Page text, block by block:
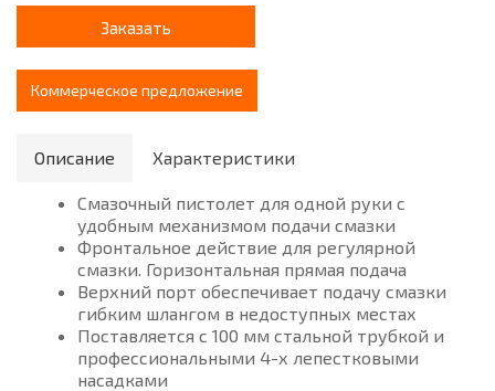
Заказать
Коммерческое предложение
Описание Характеристики
Смазочный пистолет для одной руки с
удобным механизмом подачи смазки
Фронтальное действие для регулярной
смазки. Горизонтальная прямая подача
Верхний порт обеспечивает подачу смазки
гибким шлангом в недоступных местах
Поставляется с 100 мм стальной трубкой и
профессиональными 4-х лепестковыми
насадками